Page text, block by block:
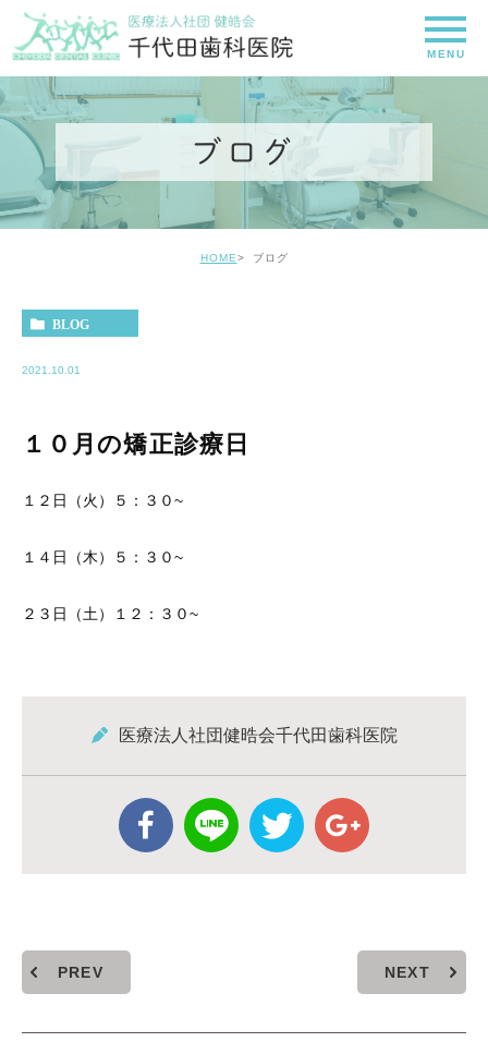
ブログ
HOME ブログ
BLOG
2021.10.01
１０月の矯正診療日
１２日（火）５：３０~
１４日（木）５：３０~
２３日（土）１２：３０~
医療法人社団健晧会千代田歯科医院
PREV NEXT